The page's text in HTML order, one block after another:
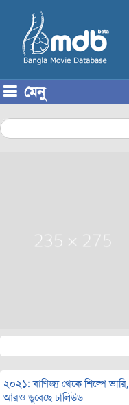
মেনু
২০২১: বাণিজ্য থেকে শিল্পে ভারি,
আরও ডুবেছে ঢালিউড